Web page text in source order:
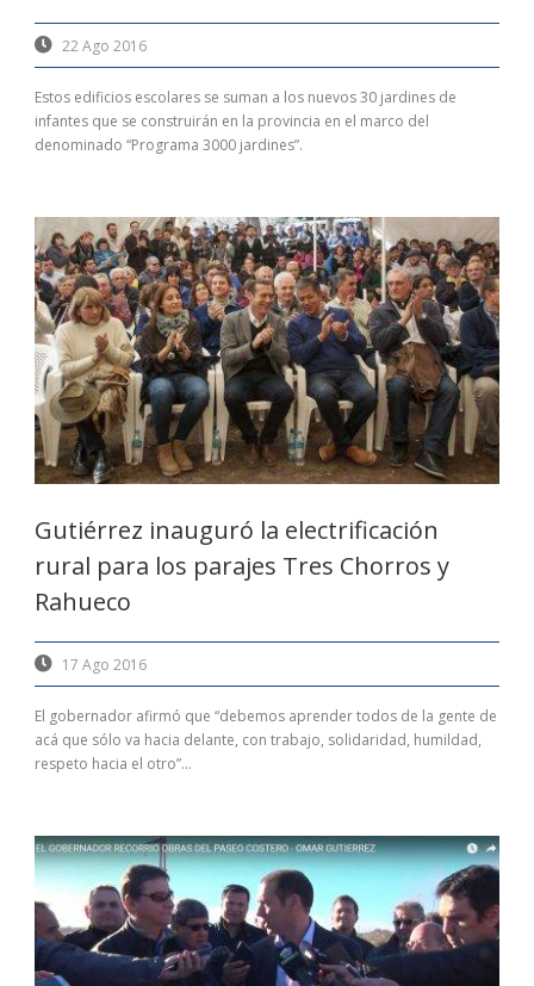
22 Ago 2016
Estos edificios escolares se suman a los nuevos 30 jardines de
infantes que se construirán en la provincia en el marco del
denominado “Programa 3000 jardines”.
Gutiérrez inauguró la electrificación
rural para los parajes Tres Chorros y
Rahueco
17 Ago 2016
El gobernador afirmó que “debemos aprender todos de la gente de
acá que sólo va hacia delante, con trabajo, solidaridad, humildad,
respeto hacia el otro”...